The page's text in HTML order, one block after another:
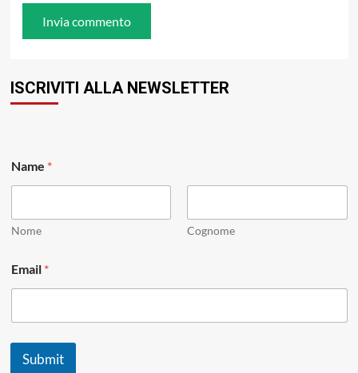
ISCRIVITI ALLA NEWSLETTER
Name *
Nome Cognome
m
a
l
m
Email *
Submit